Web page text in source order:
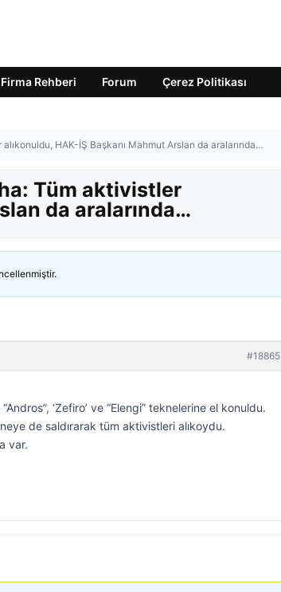
Firma Rehberi Forum Çerez Politikası
alıkonuldu, HAK-İŞ Başkanı Mahmut Arslan da aralarında…
Tüm aktivistler
da aralarında…
#18865
‘Zefiro’ ve “Elengi” teknelerine el konuldu.
de saldırarak tüm aktivistleri alıkoydu.
var.